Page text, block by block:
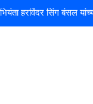
हरविंदर सिंग बंसल
आरोप; बांधकाम व्यावसायिक